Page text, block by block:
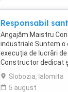
Responsabil
Angajăm Maistru
industriale Suntem o
execuția de lucrări
Constructor dedicat
șantier și să asigure
Slobozia, Ialomita
5 august